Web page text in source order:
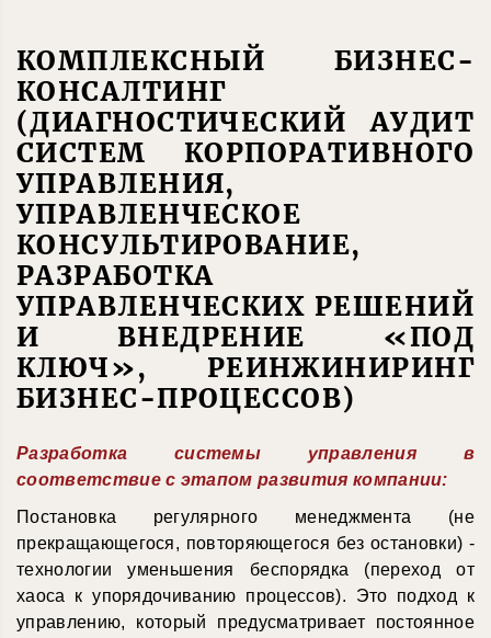
КОМПЛЕКСНЫЙ БИЗНЕС-
КОНСАЛТИНГ
(ДИАГНОСТИЧЕСКИЙ АУДИТ
СИСТЕМ КОРПОРАТИВНОГО
УПРАВЛЕНИЯ,
УПРАВЛЕНЧЕСКОЕ
КОНСУЛЬТИРОВАНИЕ,
РАЗРАБОТКА
УПРАВЛЕНЧЕСКИХ РЕШЕНИЙ
И ВНЕДРЕНИЕ «ПОД
КЛЮЧ», РЕИНЖИНИРИНГ
БИЗНЕС-ПРОЦЕССОВ)
Разработка системы управления в
соответствие с этапом развития компании:
Постановка регулярного менеджмента (не
прекращающегося, повторяющегося без остановки) -
технологии уменьшения беспорядка (переход от
хаоса к упорядочиванию процессов). Это подход к
управлению, который предусматривает постоянное